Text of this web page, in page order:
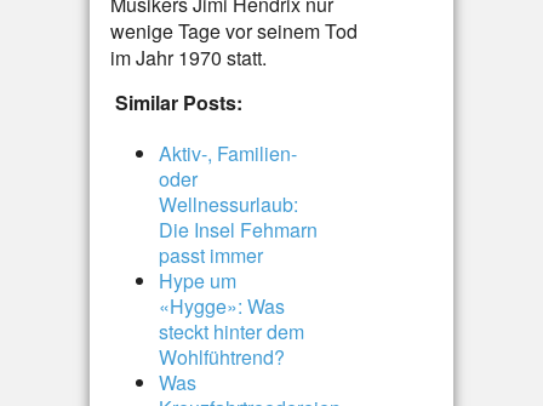
wenige Tage vor seinem Tod
im Jahr 1970 statt.
Similar Posts:
Aktiv-, Familien-
oder
Wellnessurlaub:
Die Insel Fehmarn
passt immer
Hype um
«Hygge»: Was
steckt hinter dem
Wohlfühtrend?
Was